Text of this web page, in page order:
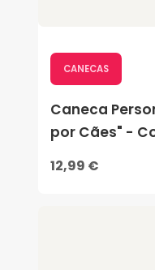
CANECAS
Caneca
por Cães" -
12,99 €